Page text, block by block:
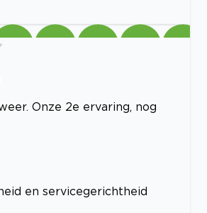
Onze 2e ervaring, nog
en servicegerichtheid